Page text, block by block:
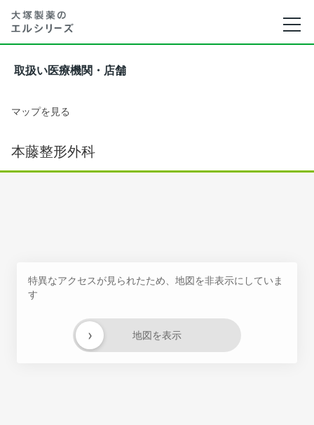
取扱い医療機関・店舗
マップを見る
本藤整形外科
特異なアクセスが見られたため、地図を非表示にしていま
す
地図を表示
›